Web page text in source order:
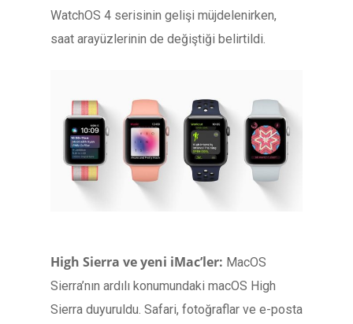
WatchOS 4 serisinin gelişi müjdelenirken,
saat arayüzlerinin de değiştiği belirtildi.
High Sierra ve yeni iMac’ler: MacOS
Sierra’nın ardılı konumundaki macOS High
Sierra duyuruldu. Safari, fotoğraflar ve e-posta